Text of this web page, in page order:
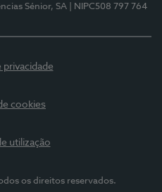
Sénior, SA | NIPC508 797 764
privacidade
cookies
utilização
os direitos reservados.